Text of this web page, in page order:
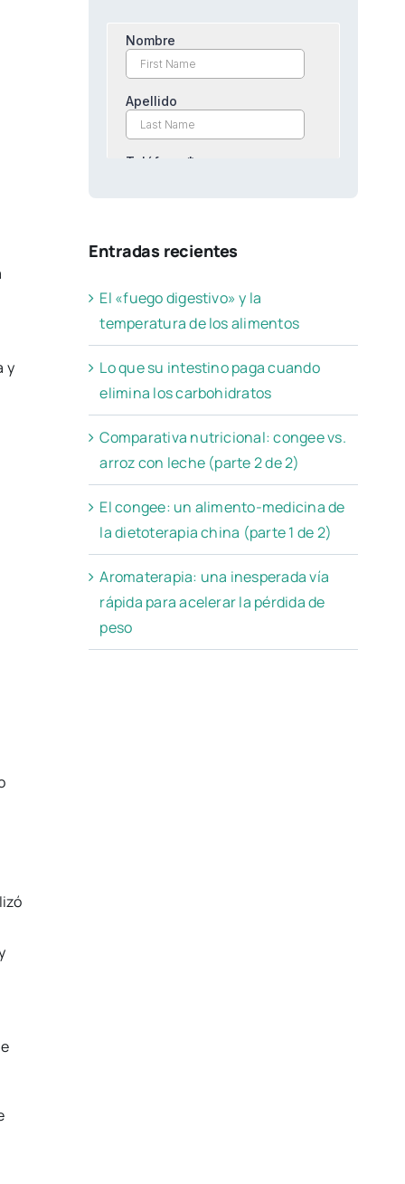
y
Entradas recientes
El «fuego digestivo» y la
temperatura de los alimentos
Lo que su intestino paga cuando
elimina los carbohidratos
Comparativa nutricional: congee vs.
arroz con leche (parte 2 de 2)
El congee: un alimento-medicina de
la dietoterapia china (parte 1 de 2)
Aromaterapia: una inesperada vía
rápida para acelerar la pérdida de
peso